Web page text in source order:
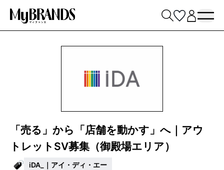
「売る」から「店舗を動かす」へ｜アウ
トレットSV募集（御殿場エリア）
iDA_｜アイ・ディ・エー